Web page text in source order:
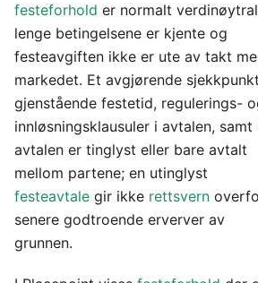
festeforhold er normalt
lenge betingelsene er kjente og
festeavgiften ikke er ute av takt
markedet. Et avgjørende
gjenstående festetid, regulerings-
innløsningsklausuler i avtalen, samt
avtalen er tinglyst eller bare avtalt
mellom partene; en utinglyst
festeavtale gir ikke rettsvern
senere godtroende erverver av
grunnen.